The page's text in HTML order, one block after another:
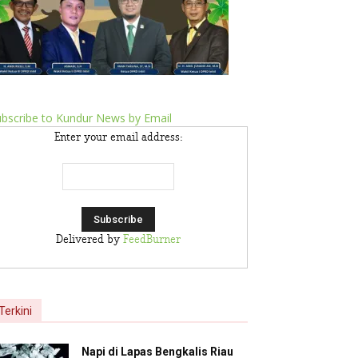
to Kundur News by Email
Enter your email address:
Delivered by FeedBurner
Napi di Lapas Bengkalis Riau